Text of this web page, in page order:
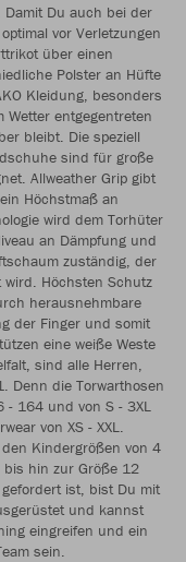
Du auch bei der
vor Verletzungen
über einen
Polster an Hüfte
Kleidung, besonders
Wetter entgegentreten
bleibt. Die speziell
sind für große
Allweather Grip gibt
Höchstmaß an
wird dem Torhüter
an Dämpfung und
zuständig, der
Höchsten Schutz
herausnehmbare
der Finger und somit
eine weiße Weste
sind alle Herren,
Denn die Torwarthosen
- 164 und von S - 3XL
von XS - XXL.
Kindergrößen von 4
hin zur Größe 12
ist, bist Du mit
und kannst
eingreifen und ein
sein.